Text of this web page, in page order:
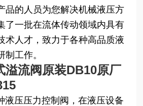
品的人员为您解决机械液压方
了一批在流体传动领域内具有
术人才，致力于各种高品质液
制工作。
溢流阀原装DB10原厂
压压力控制阀，在液压设备